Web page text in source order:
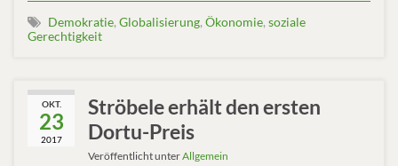
Demokratie, Globalisierung, Ökonomie, soziale
Gerechtigkeit
OKT.
23
2017
Ströbele erhält den ersten
Dortu-Preis
Veröffentlicht unterAllgemein